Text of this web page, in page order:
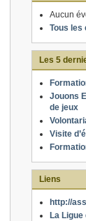
Aucun
Tous les
Les 5
Jouons
de jeux
Visite
Liens
http://
La